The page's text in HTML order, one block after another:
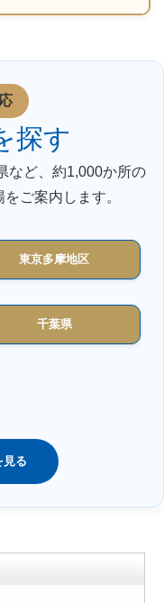
探す
など、約1,000か所の
ご案内します。
東京多摩地区
千葉県
見る